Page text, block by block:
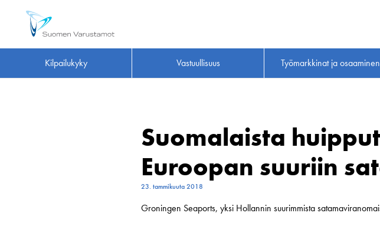
Kilpailukyky Vastuullisuus Työmarkkinat ja osaaminen
Suomalaista
Euroopan suuriin
23. tammikuuta 2018
Groningen Seaports, yksi Hollannin suurimmista